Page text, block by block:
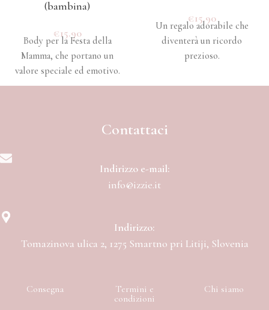
(bambina)
€15.90
Body per la Festa della
Mamma, che portano un
valore speciale ed emotivo.
€15.90
Un regalo adorabile che
diventerà un ricordo
prezioso.
Contattaci
Indirizzo e-mail:
info@izzie.it
Indirizzo:
Tomazinova ulica 2, 1275 Smartno pri Litiji, Slovenia
Consegna
Termini e
condizioni
Chi siamo